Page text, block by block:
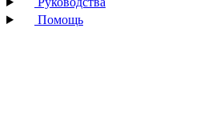
Помощь